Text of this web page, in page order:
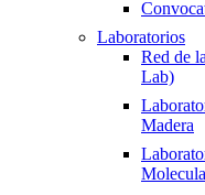
Laboratorios
Red de
Lab)
Madera